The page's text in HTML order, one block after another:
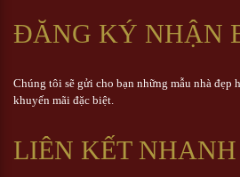
ĐĂNG KÝ NHẬN
Chúng tôi sẽ gửi cho bạn những mẫu nhà đẹp
khuyến mãi đặc biệt.
LIÊN KẾT NHANH